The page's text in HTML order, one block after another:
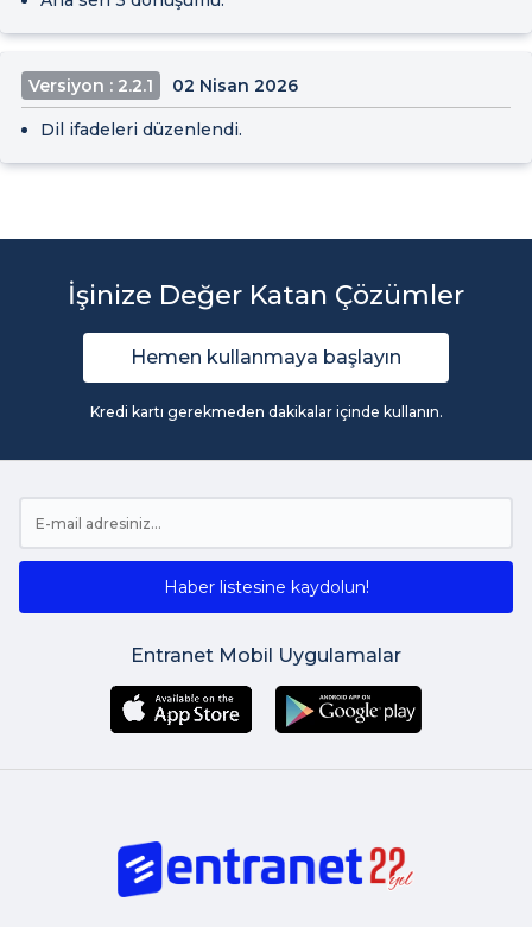
Versiyon : 2.2.1 02 Nisan 2026
Dil ifadeleri düzenlendi.
İşinize Değer Katan Çözümler
Hemen kullanmaya başlayın
Kredi kartı gerekmeden dakikalar içinde kullanın.
Haber listesine kaydolun!
Entranet Mobil Uygulamalar